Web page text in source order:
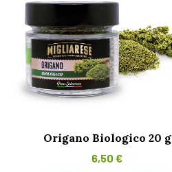
Origano Biologico 20 g
6,50 €